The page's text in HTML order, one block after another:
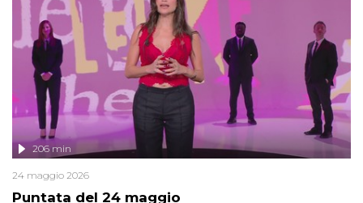
controversi e i protagonisti di un'indagine che sembra non avere
fine.
Puntata del 24 maggio
206 min
24 maggio 2026